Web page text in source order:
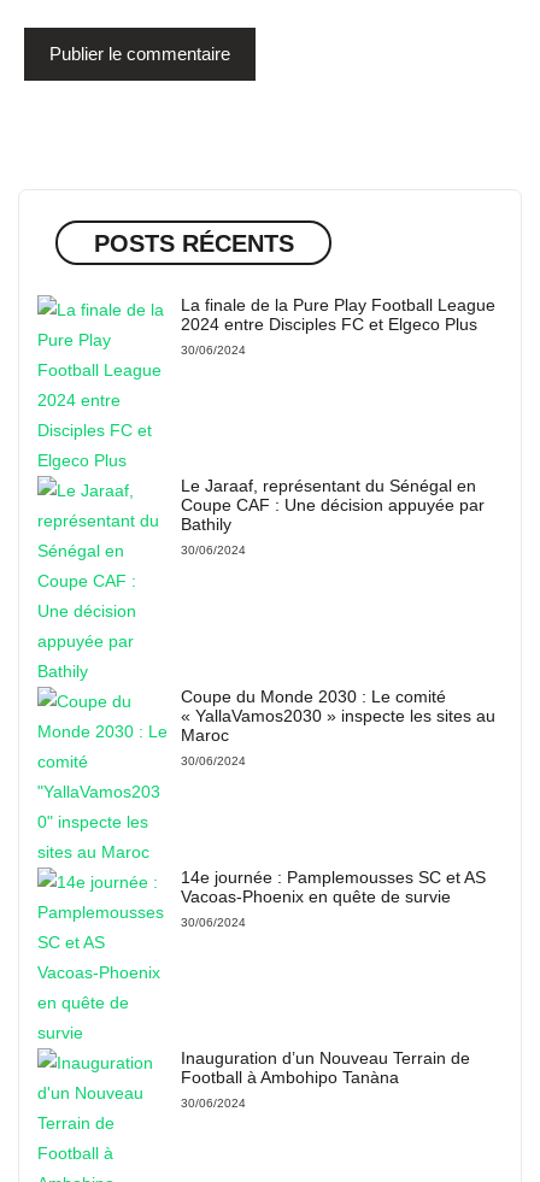
POSTS RÉCENTS
La finale de la Pure Play Football League
2024 entre Disciples FC et Elgeco Plus
30/06/2024
Le Jaraaf, représentant du Sénégal en
Coupe CAF : Une décision appuyée par
Bathily
30/06/2024
Coupe du Monde 2030 : Le comité
« YallaVamos2030 » inspecte les sites au
Maroc
30/06/2024
14e journée : Pamplemousses SC et AS
Vacoas-Phoenix en quête de survie
30/06/2024
Inauguration d’un Nouveau Terrain de
Football à Ambohipo Tanàna
30/06/2024